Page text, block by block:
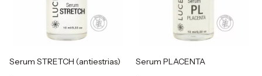
Serum STRETCH (antiestrias) Serum PLACENTA